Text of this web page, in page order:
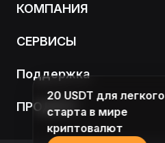
КОМПАНИЯ
СЕРВИСЫ
Поддержка
ПРОДУКТ
20 USDT для легкого
старта в мире
криптовалют